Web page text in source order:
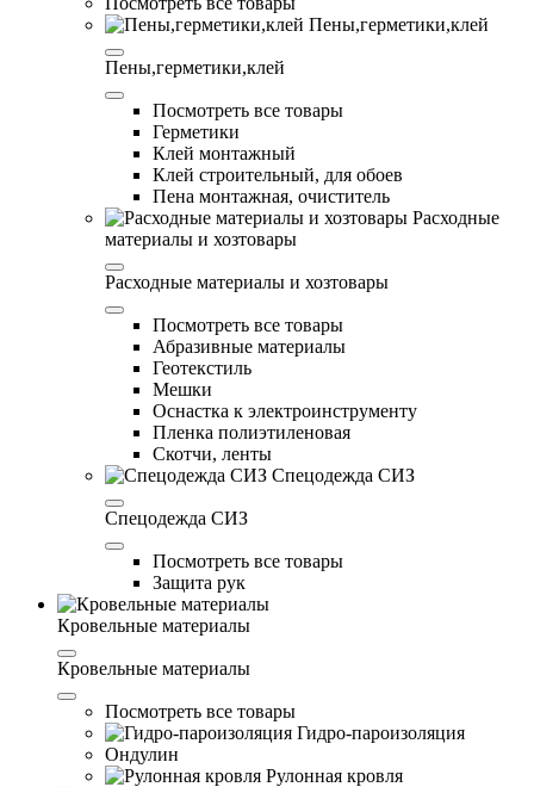
Пены,герметики,клей
Пены,герметики,клей
Посмотреть все товары
Герметики
Клей монтажный
Клей строительный, для обоев
Пена монтажная, очиститель
Расходные
материалы и хозтовары
Расходные материалы и хозтовары
Посмотреть все товары
Абразивные материалы
Геотекстиль
Мешки
Оснастка к электроинструменту
Пленка полиэтиленовая
Скотчи, ленты
Спецодежда СИЗ
Спецодежда СИЗ
Посмотреть все товары
Защита рук
Кровельные материалы
Кровельные материалы
Посмотреть все товары
Гидро-пароизоляция
Ондулин
Рулонная кровля